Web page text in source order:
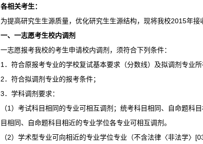
各相关考生：
为提高研究生生源质量，优化研究生生源结构，现将我校2015年接
一、一志愿考生校内调剂
一志愿报考我校的考生申请校内调剂，须符合下列条件：
1．符合原报考专业的学校复试基本要求（分数线）及拟调剂专业
2．符合拟调剂专业的报考条件；
3．学科调剂要求：
（1）考试科目相同的专业可相互调剂；统考科目相同、自命题科
目相同、自命题科目相近的专业学位各专业可相互调剂。
（2）学术型专业可向相近的专业学位专业（不含法律〈非法学〉